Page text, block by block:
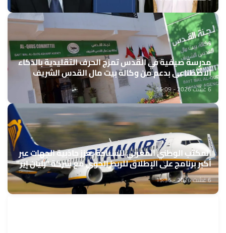
مدرسة صيفية في القدس تمزج الحرف التقليدية بالذكاء
الاصطناعي بدعم من وكالة بيت مال القدس الشريف
6 غشت 2026 - 16:09
المكتب الوطني المغربي للسياحة يعزز جاذبية الجهات عبر
أكبر برنامج على الإطلاق للربط الجوي مع شركة "رايان إير"
6 غشت 2026 - 15:36